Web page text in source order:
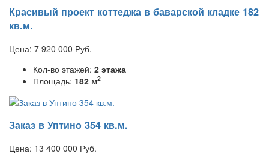
Красивый проект коттеджа в баварской кладке 182
кв.м.
Цена: 7 920 000 Руб.
Кол-во этажей: 2 этажа
Площадь: 182 м2
Заказ в Уптино 354 кв.м.
Цена: 13 400 000 Руб.